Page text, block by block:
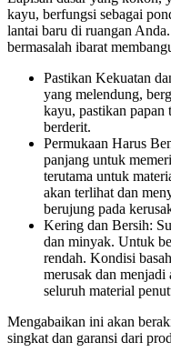
kayu, berfungsi sebagai
lantai baru di ruangan
bermasalah ibarat
Pastikan Kekuatan
yang melendung,
kayu, pastikan papan
berderit.
Permukaan Harus
panjang untuk
terutama untuk
akan terlihat dan
berujung pada
Kering dan Bersih:
dan minyak. Untuk
rendah. Kondisi
merusak dan menjadi
seluruh material
Mengabaikan ini akan
singkat dan garansi dari